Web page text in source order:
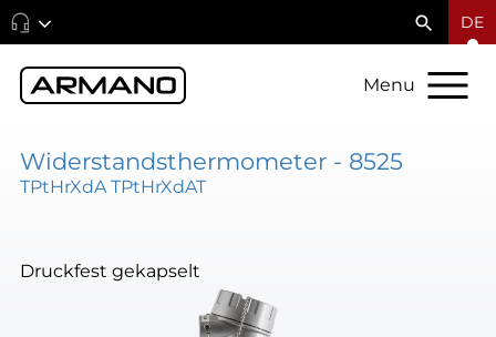
DE
Menu
Widerstandsthermometer - 8525
TPtHrXdA TPtHrXdAT
Druckfest gekapselt